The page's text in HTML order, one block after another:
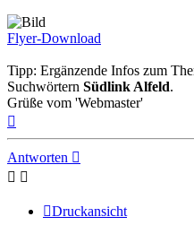
Flyer-Download
Tipp: Ergänzende Infos zum
Suchwörtern Südlink Alfeld.
Grüße vom 'Webmaster'
Antworten
Druckansicht